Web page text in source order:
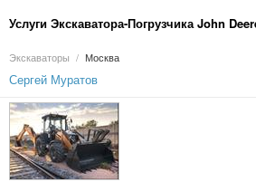
Услуги Экскаватора-Погрузчика John
Экскаваторы / Москва
Сергей Муратов